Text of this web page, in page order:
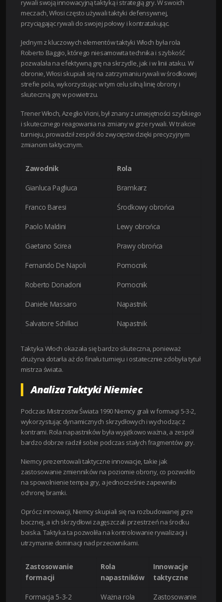
rywali swoją innowacyjną taktyką i strategią gry. W swoich
meczach, Włosi często używali taktyki defensywnej,
przyciągając rywali do swojej połowy i kontratakując.
Jednym z kluczowych elementów taktyki Włoch była rola
Roberto Baggio, którego niesamowita technika i szybkość
pozwalała na efektywną grę na skrzydle, jak i w linii ataku. W
obronie, Włosi skupiali się na zatrzymaniu rywali w środkowej
strefie pola, wykorzystując w tym celu silną linię obrony i
skuteczną grę w powietrzu.
Trener Włoch, Azeglio Vicini, był znany z umiejętności szybkiego
i skutecznego reagowania na zmiany w grze rywali. W trakcie
turnieju, prowadził zespół do zwycięstw dzięki precyzyjnym
zmianom taktycznym.
Zawodnik Rola
Gianluca Pagliuca Bramkarz
Franco Baresi Środkowy obrońca
Paolo Maldini Lewy obrońca
Gaetano Scirea Prawy obrońca
Fernando De Napoli Pomocnik
Roberto Donadoni Pomocnik
Daniele Massaro Napastnik
Salvatore Schillaci Napastnik
Taktyka Włoch okazała się bardzo skuteczna, ponieważ
drużyna dotarła aż do finału turnieju i ostatecznie zdobyła tytuł
mistrza świata.
Analiza Taktyki Niemiec
Podczas Mistrzostw Świata 1990 Niemcy grali w formacji 5-3-2,
wykorzystując dynamicznych skrzydłowych i wychodząc z
kontrami. Rola napastników była wyjątkowo ważna, a zespół
bardzo dobrze radził sobie podczas stałych fragmentów gry.
Niemcy prezentowali taktyczne innowacje, takie jak
zastosowanie zmienników na poziomie obrony, co pozwoliło
na spowolnienie tempa gry, a jednocześnie zapewniło
ochronę bramki.
Oprócz innowacji, Niemcy skupiali się na rozbudowanej grze
bocznej, a ich skrzydłowi zagęszczali przestrzeń na środku
boiska. Taktyka ta pozwoliła na kontrolowanie rywalizacji i
utrzymanie dominacji nad przeciwnikami.
Zastosowanie
formacji
Rola
napastników
Innowacje
taktyczne
Formacja 5-3-2
Ważna rola
Zastosowanie